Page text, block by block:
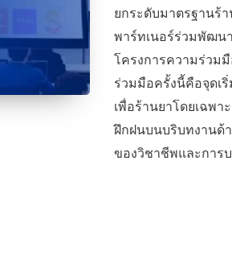
ยกระดับมาตรฐานร้า
พาร์ทเนอร์ร่วมพัฒน
โครงการความร่วม
ร่วมมือครั้งนี้คือจุดเ
เพื่อร้านยาโดยเฉพ
ฝึกฝนบนบริบทงานด้
ของวิชาชีพและการ